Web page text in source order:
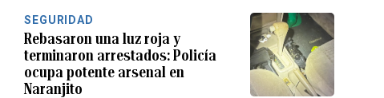
SEGURIDAD
Rebasaron una luz roja y
terminaron arrestados: Policía
ocupa potente arsenal en
Naranjito